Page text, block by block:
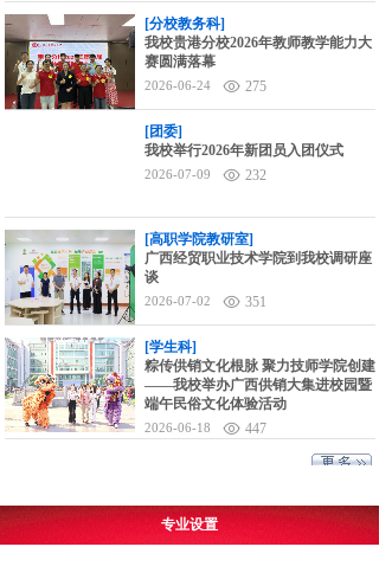
[分校教务科]
我校贵港分校2026年教师教学能力大
赛圆满落幕
2026-06-24 275
[团委]
我校举行2026年新团员入团仪式
2026-07-09 232
[高职学院教研室]
广西经贸职业技术学院到我校调研座
谈
2026-07-02 351
[学生科]
粽传供销文化根脉 聚力技师学院创建
——我校举办广西供销大集进校园暨
端午民俗文化体验活动
2026-06-18 447
专业设置